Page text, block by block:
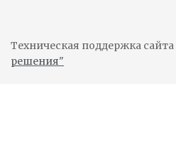
Техническая поддержка сайта
решения"